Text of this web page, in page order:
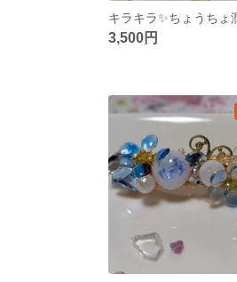
3,500円